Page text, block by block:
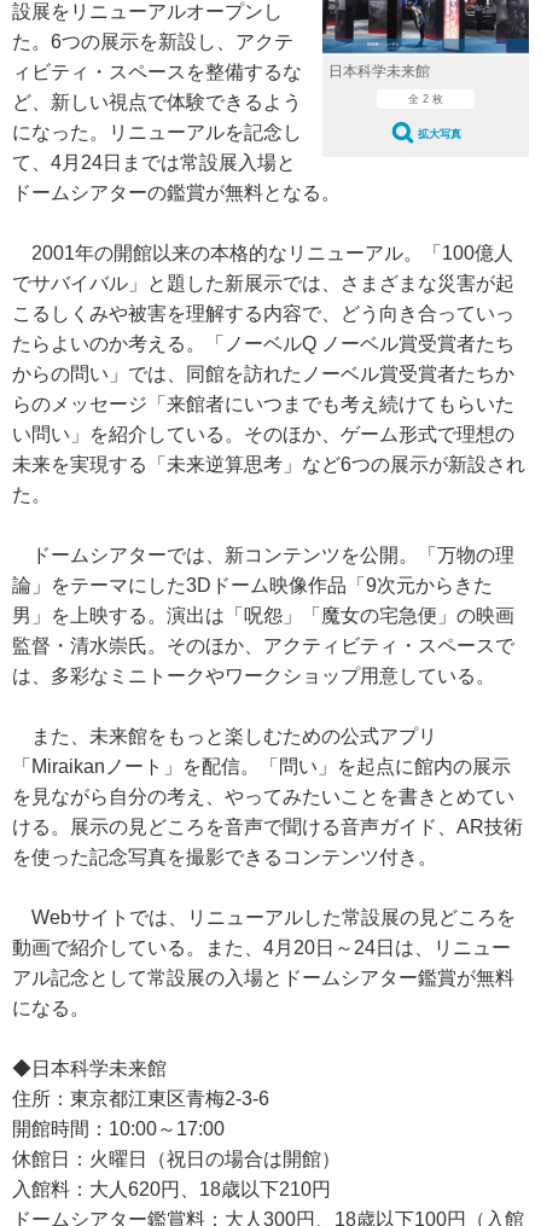
日本科学未来館
全 2 枚
拡大写真
設展をリニューアルオープンし
た。6つの展示を新設し、アクテ
ィビティ・スペースを整備するな
ど、新しい視点で体験できるよう
になった。リニューアルを記念し
て、4月24日までは常設展入場と
ドームシアターの鑑賞が無料となる。
2001年の開館以来の本格的なリニューアル。「100億人
でサバイバル」と題した新展示では、さまざまな災害が起
こるしくみや被害を理解する内容で、どう向き合っていっ
たらよいのか考える。「ノーベルQ ノーベル賞受賞者たち
からの問い」では、同館を訪れたノーベル賞受賞者たちか
らのメッセージ「来館者にいつまでも考え続けてもらいた
い問い」を紹介している。そのほか、ゲーム形式で理想の
未来を実現する「未来逆算思考」など6つの展示が新設され
た。
ドームシアターでは、新コンテンツを公開。「万物の理
論」をテーマにした3Dドーム映像作品「9次元からきた
男」を上映する。演出は「呪怨」「魔女の宅急便」の映画
監督・清水崇氏。そのほか、アクティビティ・スペースで
は、多彩なミニトークやワークショップ用意している。
また、未来館をもっと楽しむための公式アプリ
「Miraikanノート」を配信。「問い」を起点に館内の展示
を見ながら自分の考え、やってみたいことを書きとめてい
ける。展示の見どころを音声で聞ける音声ガイド、AR技術
を使った記念写真を撮影できるコンテンツ付き。
Webサイトでは、リニューアルした常設展の見どころを
動画で紹介している。また、4月20日～24日は、リニュー
アル記念として常設展の入場とドームシアター鑑賞が無料
になる。
◆日本科学未来館
住所：東京都江東区青梅2-3-6
開館時間：10:00～17:00
休館日：火曜日（祝日の場合は開館）
入館料：大人620円、18歳以下210円
ドームシアター鑑賞料：大人300円、18歳以下100円（入館